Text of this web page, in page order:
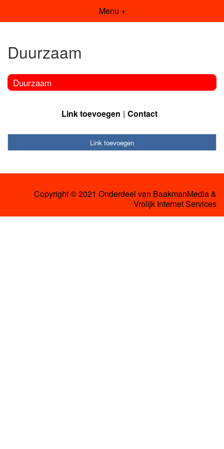
Menu +
Duurzaam
Duurzaam
Link toevoegen Contact
Link toevoegen
Copyright © 2021 Onderdeel van BaakmanMedia&
Vrolijk Internet Services